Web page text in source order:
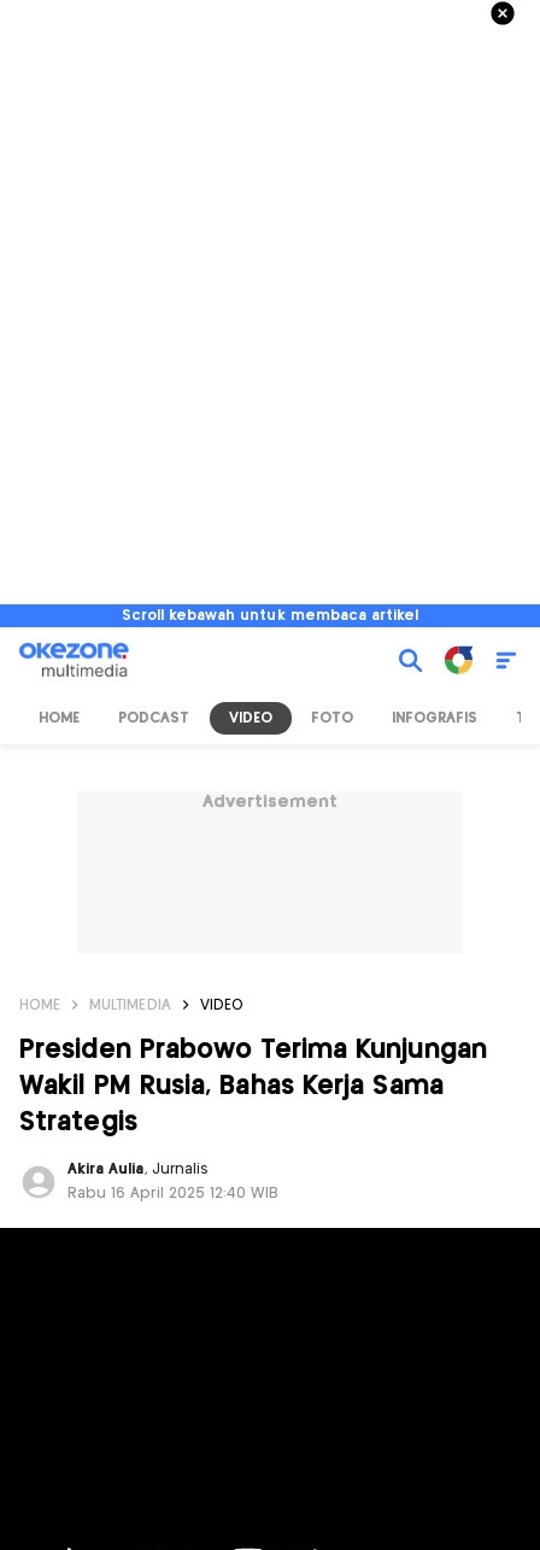
Scroll kebawah untuk membaca artikel
HOME PODCAST VIDEO FOTO INFOGRAFIS TV
Advertisement
HOME MULTIMEDIA VIDEO
Presiden Prabowo Terima Kunjungan
Wakil PM Rusia, Bahas Kerja Sama
Strategis
Akira Aulia, Jurnalis
Rabu 16 April 2025 12:40 WIB